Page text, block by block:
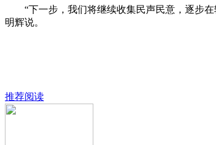
“下一步，我们将继续收集民声民意，逐步在
明辉说。
推荐阅读